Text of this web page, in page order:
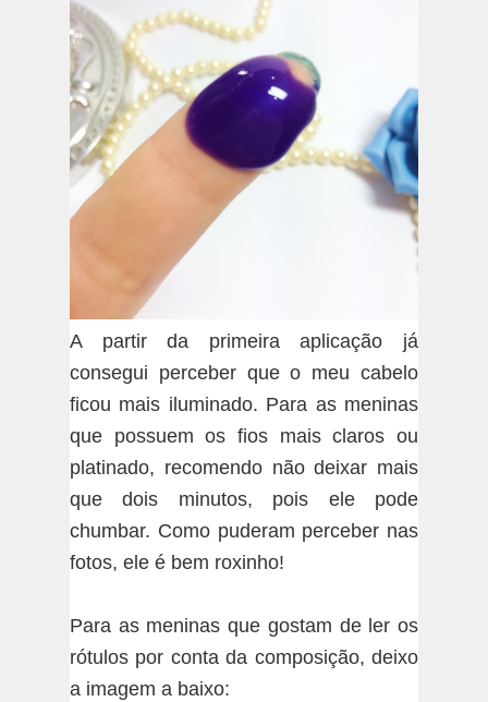
A partir da primeira aplicação já
consegui perceber que o meu cabelo
ficou mais iluminado. Para as meninas
que possuem os fios mais claros ou
platinado, recomendo não deixar mais
que dois minutos, pois ele pode
chumbar. Como puderam perceber nas
fotos, ele é bem roxinho!
Para as meninas que gostam de ler os
rótulos por conta da composição, deixo
a imagem a baixo: